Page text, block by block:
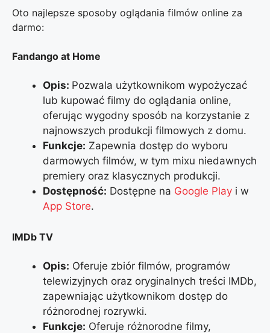
Oto najlepsze sposoby oglądania filmów online za
darmo:
Fandango at Home
Opis: Pozwala użytkownikom wypożyczać
lub kupować filmy do oglądania online,
oferując wygodny sposób na korzystanie z
najnowszych produkcji filmowych z domu.
Funkcje: Zapewnia dostęp do wyboru
darmowych filmów, w tym mixu niedawnych
premiery oraz klasycznych produkcji.
Dostępność: Dostępne na Google Play i w
App Store.
IMDb TV
Opis: Oferuje zbiór filmów, programów
telewizyjnych oraz oryginalnych treści IMDb,
zapewniając użytkownikom dostęp do
różnorodnej rozrywki.
Funkcje: Oferuje różnorodne filmy,